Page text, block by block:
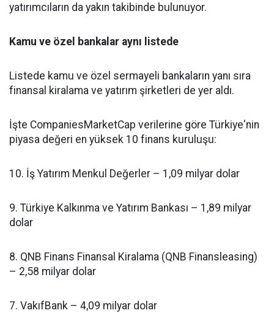
yatırımcıların da yakın takibinde bulunuyor.
Kamu ve özel bankalar aynı listede
Listede kamu ve özel sermayeli bankaların yanı sıra
finansal kiralama ve yatırım şirketleri de yer aldı.
İşte CompaniesMarketCap verilerine göre Türkiye'nin
piyasa değeri en yüksek 10 finans kuruluşu:
10. İş Yatırım Menkul Değerler – 1,09 milyar dolar
9. Türkiye Kalkınma ve Yatırım Bankası – 1,89 milyar
dolar
8. QNB Finans Finansal Kiralama (QNB Finansleasing)
– 2,58 milyar dolar
7. VakıfBank – 4,09 milyar dolar